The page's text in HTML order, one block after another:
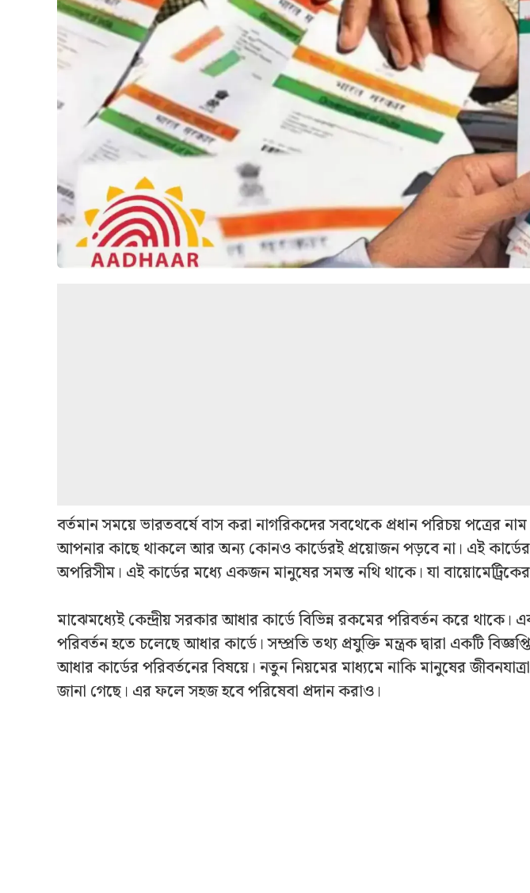
বর্তমান সময়ে ভারতবর্ষে বাস করা নাগরিকদের সবথেকে প্রধান পরিচয় পত্রের
আপনার কাছে থাকলে আর অন্য কোন‌ও কার্ডেরই প্রয়োজন পড়বে না। এই
অপরিসীম। এই কার্ডের মধ্যে একজন মানুষের সমস্ত নথি থাকে। যা বায়োমেট্রিকের
মাঝেমধ্যেই কেন্দ্রীয় সরকার আধার কার্ডে বিভিন্ন রকমের পরিবর্তন করে
পরিবর্তন হতে চলেছে আধার কার্ডে। সম্প্রতি তথ্য প্রযুক্তি মন্ত্রক দ্বারা একটি
আধার কার্ডের পরিবর্তনের বিষয়ে। নতুন নিয়মের মাধ্যমে নাকি মানুষের
জানা গেছে। এর ফলে সহজ হবে পরিষেবা প্রদান করাও।